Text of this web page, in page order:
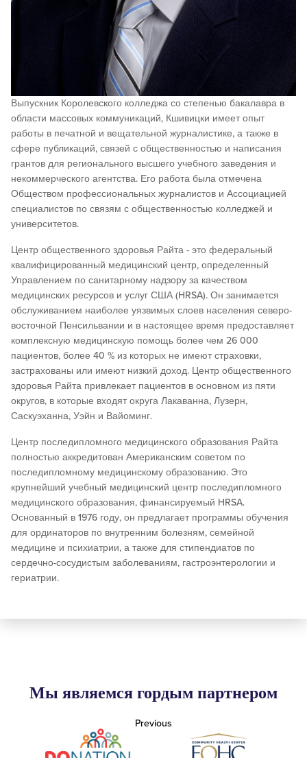
Выпускник Королевского колледжа со степенью бакалавра в
области массовых коммуникаций, Кшивицки имеет опыт
работы в печатной и вещательной журналистике, а также в
сфере публикаций, связей с общественностью и написания
грантов для регионального высшего учебного заведения и
некоммерческого агентства. Его работа была отмечена
Обществом профессиональных журналистов и Ассоциацией
специалистов по связям с общественностью колледжей и
университетов.
Центр общественного здоровья Райта - это федеральный
квалифицированный медицинский центр, определенный
Управлением по санитарному надзору за качеством
медицинских ресурсов и услуг США (HRSA). Он занимается
обслуживанием наиболее уязвимых слоев населения северо-
восточной Пенсильвании и в настоящее время предоставляет
комплексную медицинскую помощь более чем 26 000
пациентов, более 40 % из которых не имеют страховки,
застрахованы или имеют низкий доход. Центр общественного
здоровья Райта привлекает пациентов в основном из пяти
округов, в которые входят округа Лакаванна, Лузерн,
Саскуэханна, Уэйн и Вайоминг.
Центр последипломного медицинского образования Райта
полностью аккредитован Американским советом по
последипломному медицинскому образованию. Это
крупнейший учебный медицинский центр последипломного
медицинского образования, финансируемый HRSA.
Основанный в 1976 году, он предлагает программы обучения
для ординаторов по внутренним болезням, семейной
медицине и психиатрии, а также для стипендиатов по
сердечно-сосудистым заболеваниям, гастроэнтерологии и
гериатрии.
Мы являемся гордым партнером
Previous